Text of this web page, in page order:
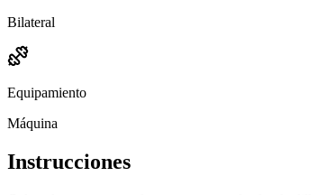
Bilateral
Equipamiento
Máquina
Instrucciones